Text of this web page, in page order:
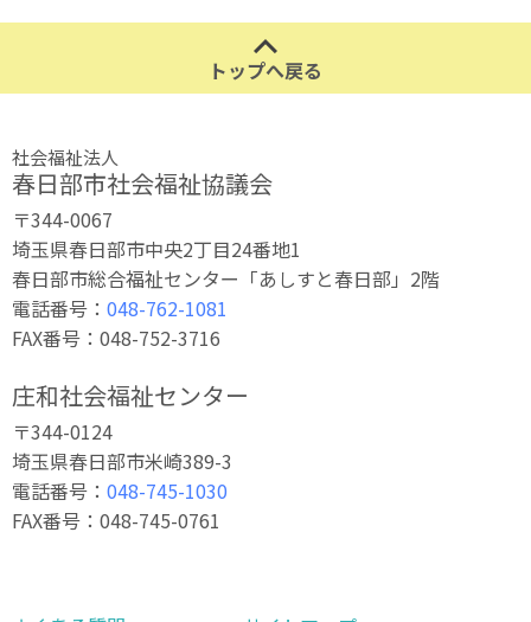
トップへ戻る
社会福祉法人
春日部市社会福祉協議会
〒344-0067
埼玉県春日部市中央2丁目24番地1
春日部市総合福祉センター「あしすと春日部」2階
電話番号： 048-762-1081
FAX番号：048-752-3716
庄和社会福祉センター
〒344-0124
埼玉県春日部市米崎389-3
電話番号： 048-745-1030
FAX番号：048-745-0761